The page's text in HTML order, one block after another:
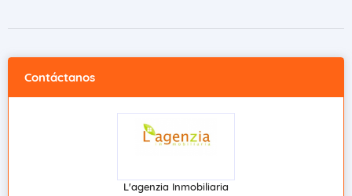
Contáctanos
L'agenzia Inmobiliaria